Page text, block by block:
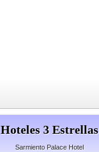
Hoteles 3 Estrellas
Sarmiento Palace Hotel